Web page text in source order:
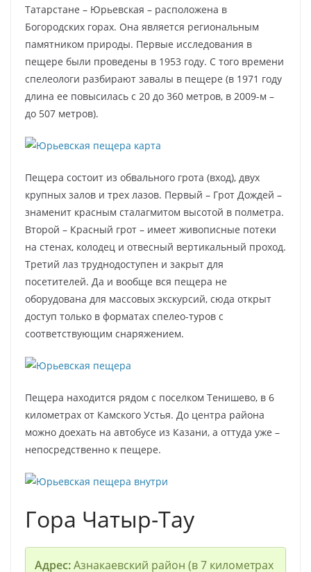
Татарстане – Юрьевская – расположена в
Богородских горах. Она является региональным
памятником природы. Первые исследования в
пещере были проведены в 1953 году. С того времени
спелеологи разбирают завалы в пещере (в 1971 году
длина ее повысилась с 20 до 360 метров, в 2009-м –
до 507 метров).
Пещера состоит из обвального грота (вход), двух
крупных залов и трех лазов. Первый – Грот Дождей –
знаменит красным сталагмитом высотой в полметра.
Второй – Красный грот – имеет живописные потеки
на стенах, колодец и отвесный вертикальный проход.
Третий лаз труднодоступен и закрыт для
посетителей. Да и вообще вся пещера не
оборудована для массовых экскурсий, сюда открыт
доступ только в форматах спелео-туров с
соответствующим снаряжением.
Пещера находится рядом с поселком Тенишево, в 6
километрах от Камского Устья. До центра района
можно доехать на автобусе из Казани, а оттуда уже –
непосредственно к пещере.
Гора Чатыр-Тау
Адрес:Азнакаевский район (в 7 километрах